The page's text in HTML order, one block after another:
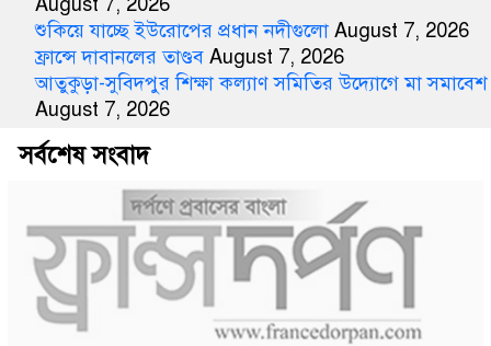
শুকিয়ে যাচ্ছে ইউরোপের প্রধান নদীগুলো August 7, 2026
ফ্রান্সে দাবানলের তাণ্ডব August 7, 2026
আতুকুড়া-সুবিদপুর শিক্ষা কল্যাণ সমিতির উদ্যোগে মা সমাবেশ
August 7, 2026
সর্বশেষ সংবাদ